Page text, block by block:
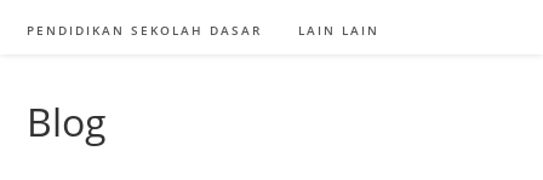
PENDIDIKAN SEKOLAH DASAR LAIN LAIN
Blog